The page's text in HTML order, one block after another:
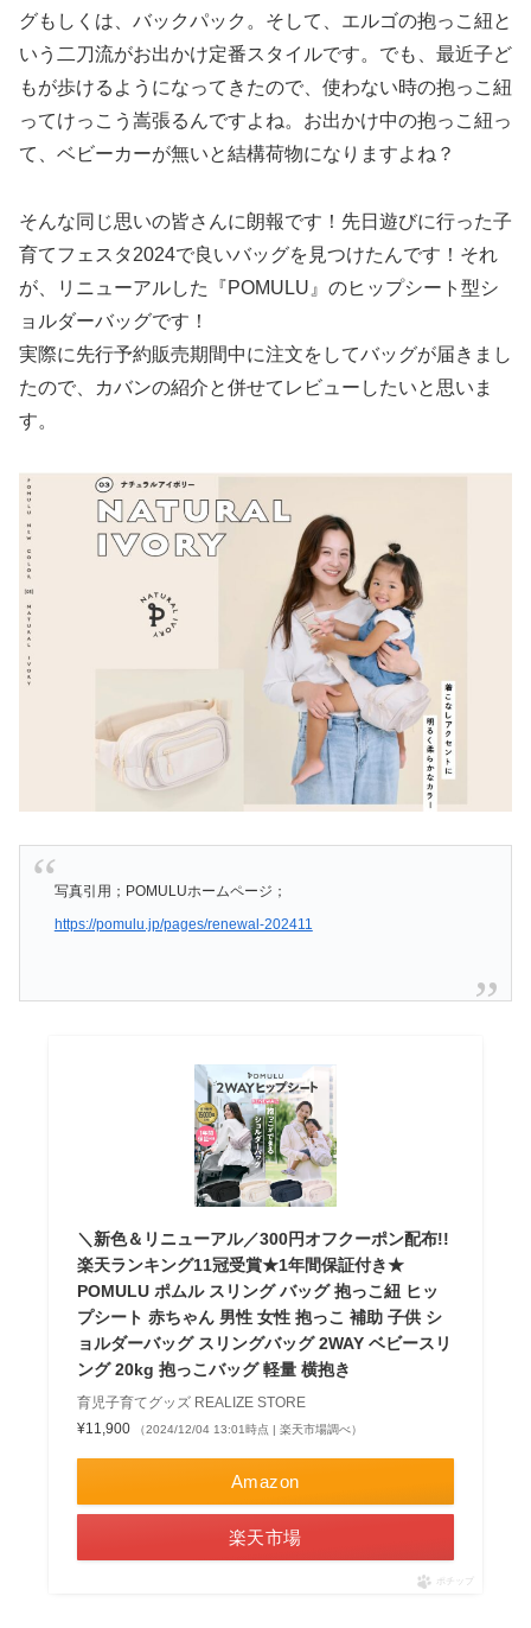
グもしくは、バックパック。そして、エルゴの抱っこ紐と
いう二刀流がお出かけ定番スタイルです。でも、最近子ど
もが歩けるようになってきたので、使わない時の抱っこ紐
ってけっこう嵩張るんですよね。お出かけ中の抱っこ紐っ
て、ベビーカーが無いと結構荷物になりますよね？
そんな同じ思いの皆さんに朗報です！先日遊びに行った子
育てフェスタ2024で良いバッグを見つけたんです！それ
が、リニューアルした『POMULU』のヒップシート型シ
ョルダーバッグです！
実際に先行予約販売期間中に注文をしてバッグが届きまし
たので、カバンの紹介と併せてレビューしたいと思いま
す。
写真引用；POMULUホームページ；
https://pomulu.jp/pages/renewal-202411
＼新色＆リニューアル／300円オフクーポン配布!!
楽天ランキング11冠受賞★1年間保証付き★
POMULU ポムル スリング バッグ 抱っこ紐 ヒッ
プシート 赤ちゃん 男性 女性 抱っこ 補助 子供 シ
ョルダーバッグ スリングバッグ 2WAY ベビースリ
ング 20kg 抱っこバッグ 軽量 横抱き
育児子育てグッズ REALIZE STORE
¥11,900
（2024/12/04 13:01時点 | 楽天市場調べ）
Amazon
楽天市場
ポチップ